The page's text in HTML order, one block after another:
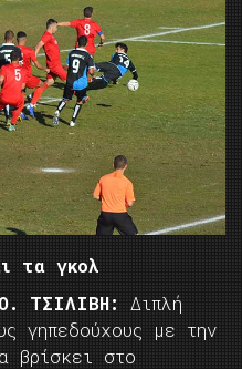
τα γκολ
ΤΣΙΛΙΒΗ:
Διπλή
γηπεδούχους με την
βρίσκει στο